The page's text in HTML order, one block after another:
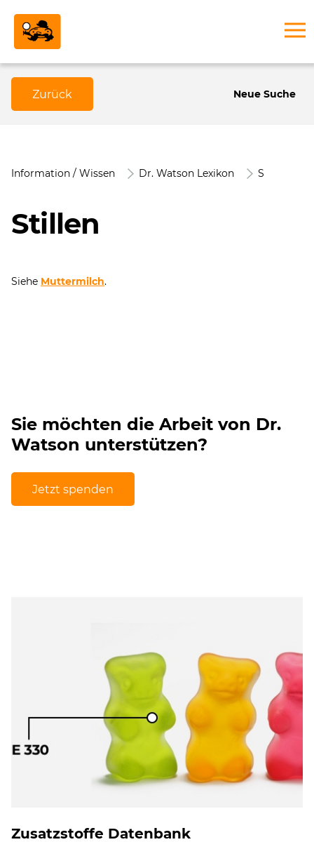
Zurück Neue Suche
Information / Wissen Dr. Watson Lexikon S
Stillen
Siehe Muttermilch.
Sie möchten die Arbeit von Dr.
Watson unterstützen?
Jetzt spenden
Zusatzstoffe Datenbank